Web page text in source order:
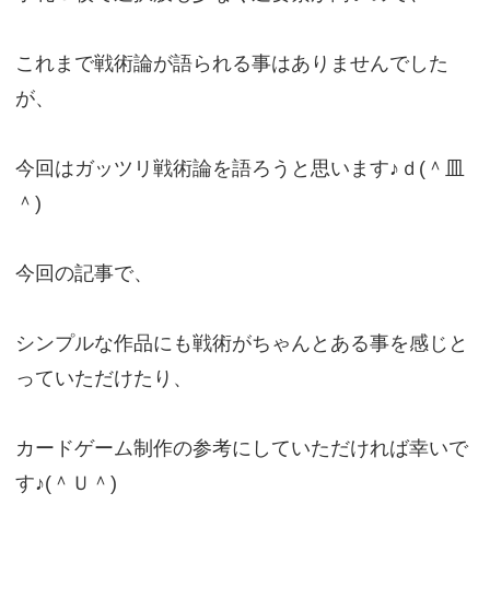
これまで戦術論が語られる事はありませんでした
が、
今回はガッツリ戦術論を語ろうと思います♪ｄ(＾皿
＾)
今回の記事で、
シンプルな作品にも戦術がちゃんとある事を感じと
っていただけたり、
カードゲーム制作の参考にしていただければ幸いで
す♪(＾Ｕ＾)